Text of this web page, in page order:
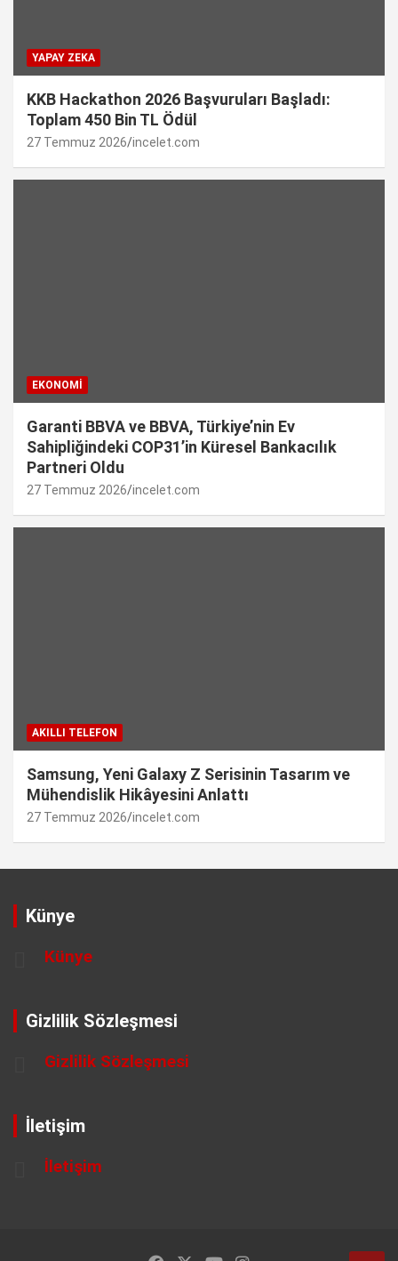
YAPAY ZEKA
KKB Hackathon 2026 Başvuruları Başladı:
Toplam 450 Bin TL Ödül
27 Temmuz 2026 incelet.com
EKONOMI
Garanti BBVA ve BBVA, Türkiye’nin Ev
Sahipliğindeki COP31’in Küresel Bankacılık
Partneri Oldu
27 Temmuz 2026 incelet.com
AKILLI TELEFON
Samsung, Yeni Galaxy Z Serisinin Tasarım ve
Mühendislik Hikâyesini Anlattı
27 Temmuz 2026 incelet.com
Künye
Künye
Gizlilik Sözleşmesi
Gizlilik Sözleşmesi
İletişim
İletişim